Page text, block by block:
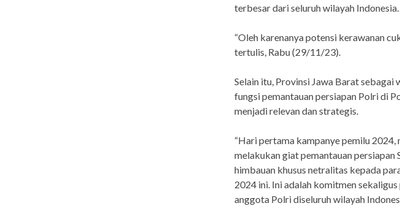
terbesar dari seluruh wilayah Indonesia.
“Oleh karenanya potensi kerawanan
tertulis, Rabu (29/11/23).
Selain itu, Provinsi Jawa Barat
fungsi pemantauan persiapan Polri di
menjadi relevan dan strategis.
“Hari pertama kampanye pemilu
melakukan giat pemantauan
himbauan khusus netralitas kepada
2024 ini. Ini adalah komitmen
anggota Polri diseluruh wilayah